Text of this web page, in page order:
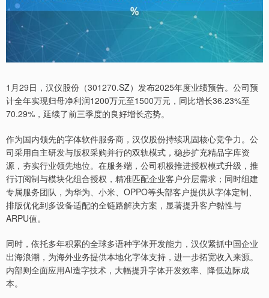
1月29日，汉仪股份（301270.SZ）发布2025年度业绩预告。公司预
计全年实现归母净利润1200万元至1500万元，同比增长36.23%至
70.29%，延续了前三季度的良好增长态势。
作为国内领先的字体软件服务商，汉仪股份持续巩固核心竞争力。公
司采用自主研发与版权采购并行的双轨模式，稳步扩充精品字库资
源，夯实行业领先地位。在服务端，公司积极推进授权模式升级，推
行订阅制与模块化组合授权，精准匹配企业客户分层需求；同时组建
专属服务团队，为华为、小米、OPPO等头部客户提供从字体定制、
排版优化到多设备适配的全链路解决方案，显著提升客户黏性与
ARPU值。
同时，依托多年积累的全球多语种字体开发能力，汉仪紧抓中国企业
出海浪潮，为海外业务提供本地化字体支持，进一步拓宽收入来源。
内部则全面应用AI造字技术，大幅提升字体开发效率、降低边际成
本。